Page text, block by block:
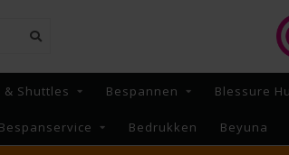
& Shuttles Bespannen Blessure
Bespanservice Bedrukken Beyuna